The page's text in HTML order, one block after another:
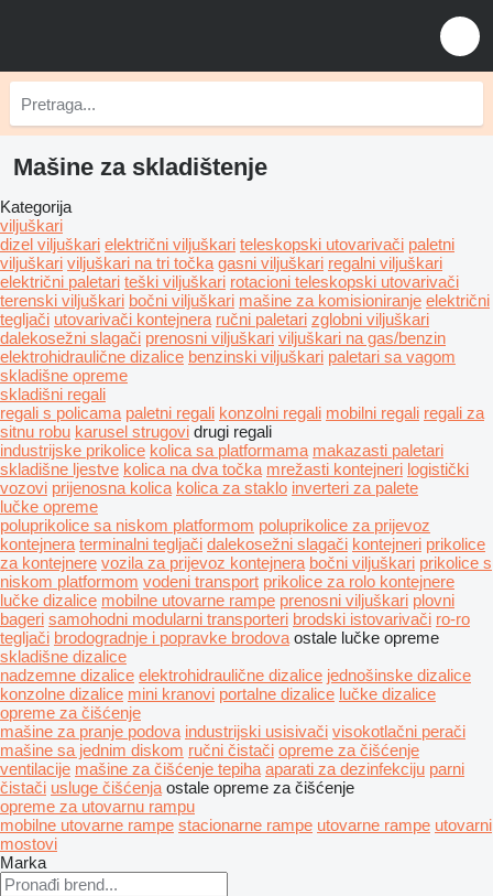
Mašine za skladištenje
Kategorija
viljuškari
dizel viljuškari električni viljuškari teleskopski utovarivači paletni
viljuškari viljuškari na tri točka gasni viljuškari regalni viljuškari
električni paletari teški viljuškari rotacioni teleskopski utovarivači
terenski viljuškari bočni viljuškari mašine za komisioniranje električni
tegljači utovarivači kontejnera ručni paletari zglobni viljuškari
dalekosežni slagači prenosni viljuškari viljuškari na gas/benzin
elektrohidraulične dizalice benzinski viljuškari paletari sa vagom
skladišne opreme
skladišni regali
regali s policama paletni regali konzolni regali mobilni regali regali za
sitnu robu karusel strugovi drugi regali
industrijske prikolice kolica sa platformama makazasti paletari
skladišne ljestve kolica na dva točka mrežasti kontejneri logistički
vozovi prijenosna kolica kolica za staklo inverteri za palete
lučke opreme
poluprikolice sa niskom platformom poluprikolice za prijevoz
kontejnera terminalni tegljači dalekosežni slagači kontejneri prikolice
za kontejnere vozila za prijevoz kontejnera bočni viljuškari prikolice s
niskom platformom vodeni transport prikolice za rolo kontejnere
lučke dizalice mobilne utovarne rampe prenosni viljuškari plovni
bageri samohodni modularni transporteri brodski istovarivači ro-ro
tegljači brodogradnje i popravke brodova ostale lučke opreme
skladišne dizalice
nadzemne dizalice elektrohidraulične dizalice jednošinske dizalice
konzolnе dizalicе mini kranovi portalne dizalice lučke dizalice
opreme za čišćenje
mašine za pranje podova industrijski usisivači visokotlačni perači
mašine sa jednim diskom ručni čistači opreme za čišćenje
ventilacije mašine za čišćenje tepiha aparati za dezinfekciju parni
čistači usluge čišćenja ostale opreme za čišćenje
opreme za utovarnu rampu
mobilne utovarne rampe stacionarne rampe utovarne rampe utovarni
mostovi
Marka